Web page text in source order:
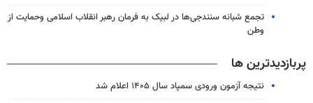
تجمع شبانه سنندجی‌ها در لبیک به فرمان رهبر انقلاب اسلامی وحمایت از
وطن
پربازدیدترین ها
نتیجه آزمون ورودی سمپاد سال ۱۴۰۵ اعلام شد